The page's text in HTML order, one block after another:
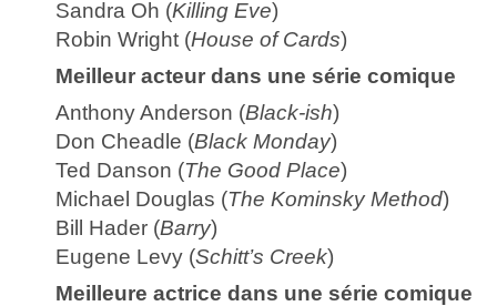
Sandra Oh (Killing Eve)
Robin Wright (House of Cards)
Meilleur acteur dans une série comique
Anthony Anderson (Black-ish)
Don Cheadle (Black Monday)
Ted Danson (The Good Place)
Michael Douglas (The Kominsky Method)
Bill Hader (Barry)
Eugene Levy (Schitt’s Creek)
Meilleure actrice dans une série comique